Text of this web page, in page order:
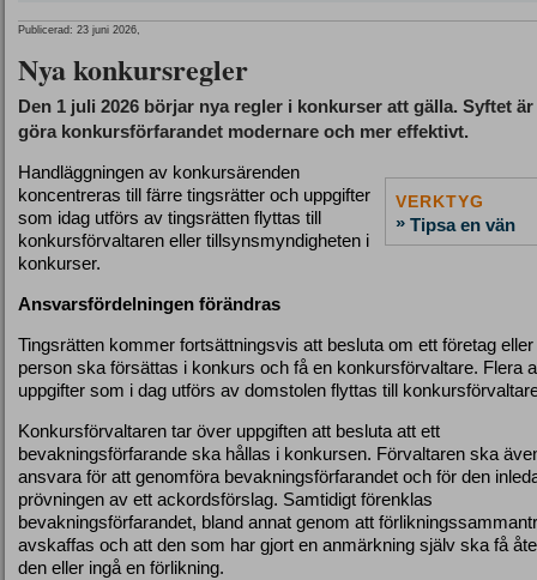
Publicerad: 23 juni 2026,
Nya konkursregler
Den 1 juli 2026 börjar nya regler i konkurser att gälla. Syftet
göra konkursförfarandet modernare och mer effektivt.
VERKTYG
» Tipsa en vän
Handläggningen av konkursärenden
koncentreras till färre tingsrätter och uppgifter
som idag utförs av tingsrätten flyttas till
konkursförvaltaren eller tillsynsmyndigheten i
konkurser.
Ansvarsfördelningen förändras
Tingsrätten kommer fortsättningsvis att besluta om ett företag eller
person ska försättas i konkurs och få en konkursförvaltare. Flera
uppgifter som i dag utförs av domstolen flyttas till
Konkursförvaltaren tar över uppgiften att besluta att ett
bevakningsförfarande ska hållas i konkursen. Förvaltaren ska
ansvara för att genomföra bevakningsförfarandet och för den
prövningen av ett ackordsförslag. Samtidigt förenklas
bevakningsförfarandet, bland annat genom att
avskaffas och att den som har gjort en anmärkning själv ska få
den eller ingå en förlikning.